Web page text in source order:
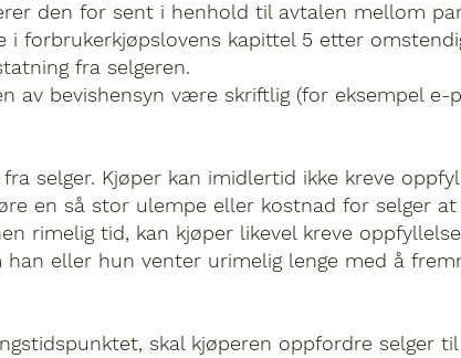
den for sent i henhold til avtalen mellom
i forbrukerkjøpslovens kapittel 5 etter
fra selgeren.
av bevishensyn være skriftlig (for eksempel e-
selger. Kjøper kan imidlertid ikke kreve
en så stor ulempe eller kostnad for selger
rimelig tid, kan kjøper likevel kreve
eller hun venter urimelig lenge med å
skal kjøperen oppfordre selger